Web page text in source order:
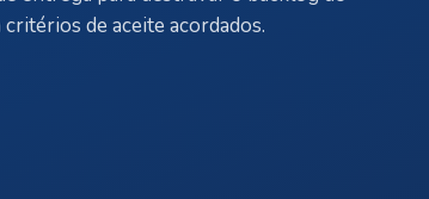
de aceite acordados.